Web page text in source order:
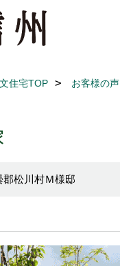
住宅TOP お客様の声
松川村Ｍ様邸